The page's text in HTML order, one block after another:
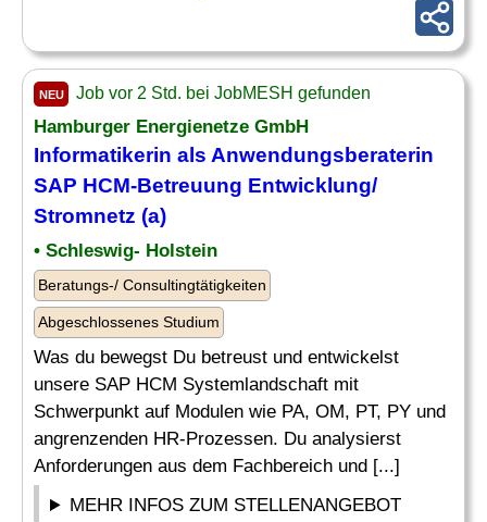
NEU Job vor 2 Std. bei JobMESH gefunden
Hamburger Energienetze GmbH
Informatikerin als Anwendungsberaterin
SAP HCM-Betreuung Entwicklung/
Stromnetz (a)
• Schleswig- Holstein
Beratungs-/ Consultingtätigkeiten
Abgeschlossenes Studium
Was du bewegst Du betreust und entwickelst
unsere SAP HCM Systemlandschaft mit
Schwerpunkt auf Modulen wie PA, OM, PT, PY und
angrenzenden HR-Prozessen. Du analysierst
Anforderungen aus dem Fachbereich und [...]
MEHR INFOS ZUM STELLENANGEBOT